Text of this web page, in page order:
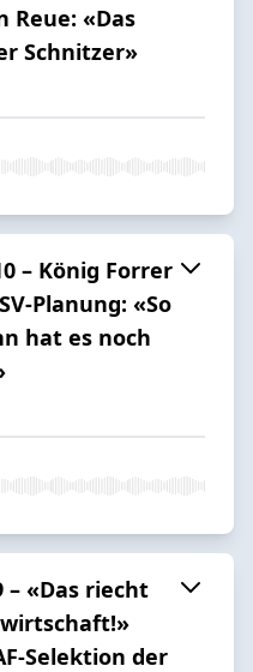
Reue: «Das
Schnitzer»
– König Forrer
Planung: «So
hat es noch
– «Das riecht
Selektion der